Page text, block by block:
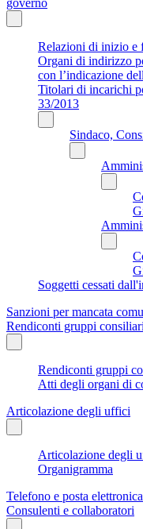
governo
Relazioni di inizio e
Organi di indirizzo
con l’indicazione
Titolari di incarichi
33/2013
Sindaco,
Soggetti cessati
Sanzioni per mancata
Rendiconti gruppi
Rendiconti gruppi
Atti degli organi di
Articolazione degli uffici
Articolazione degli
Organigramma
Telefono e posta elettronica
Consulenti e collaboratori